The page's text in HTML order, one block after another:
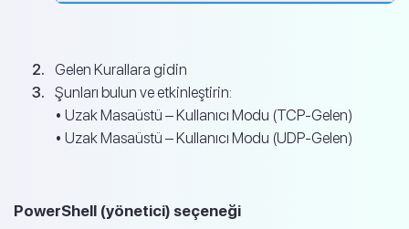
Gelen Kurallara gidin
Şunları bulun ve etkinleştirin:
• Uzak Masaüstü – Kullanıcı Modu (TCP-Gelen)
• Uzak Masaüstü – Kullanıcı Modu (UDP-Gelen)
PowerShell (yönetici) seçeneği